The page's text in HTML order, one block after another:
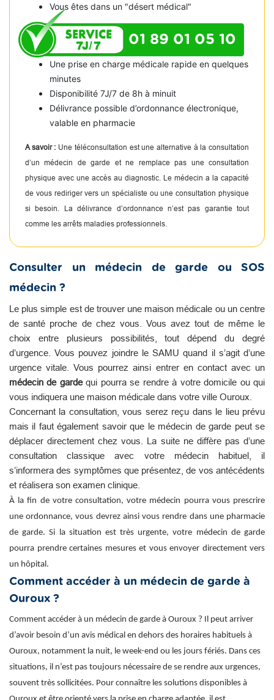
Vous êtes dans un "désert médical"
01 89 01 05 10
Une prise en charge médicale rapide en quelques
minutes
Disponibilité 7J/7 de 8h à minuit
Délivrance possible d’ordonnance électronique,
valable en pharmacie
A savoir : Une téléconsultation est une alternative à la consultation
d’un médecin de garde et ne remplace pas une consultation
physique avec une accès au diagnostic. Le médecin a la capacité
de vous rediriger vers un spécialiste ou une consultation physique
si besoin. La délivrance d’ordonnance n’est pas garantie tout
comme les arrêts maladies professionnels.
Consulter un médecin de garde ou SOS
médecin ?
Le plus simple est de trouver une maison médicale ou un centre
de santé proche de chez vous. Vous avez tout de même le
choix entre plusieurs possibilités, tout dépend du degré
d’urgence. Vous pouvez joindre le SAMU quand il s’agit d’une
urgence vitale. Vous pourrez ainsi entrer en contact avec un
médecin de gardequi pourra se rendre à votre domicile ou qui
vous indiquera une maison médicale dans votre ville Ouroux.
Concernant la consultation, vous serez reçu dans le lieu prévu
mais il faut également savoir que le médecin de garde peut se
déplacer directement chez vous. La suite ne diffère pas d’une
consultation classique avec votre médecin habituel, il
s’informera des symptômes que présentez, de vos antécédents
et réalisera son examen clinique.
À la fin de votre consultation, votre médecin pourra vous prescrire
une ordonnance, vous devrez ainsi vous rendre dans une pharmacie
de garde. Si la situation est très urgente, votre médecin de garde
pourra prendre certaines mesures et vous envoyer directement vers
un hôpital.
Comment accéder à un médecin de garde à
Ouroux ?
Comment accéder à un médecin de garde à Ouroux ? Il peut arriver
d’avoir besoin d’un avis médical en dehors des horaires habituels à
Ouroux, notamment la nuit, le week-end ou les jours fériés. Dans ces
situations, il n’est pas toujours nécessaire de se rendre aux urgences,
souvent très sollicitées. Pour connaître les solutions disponibles à